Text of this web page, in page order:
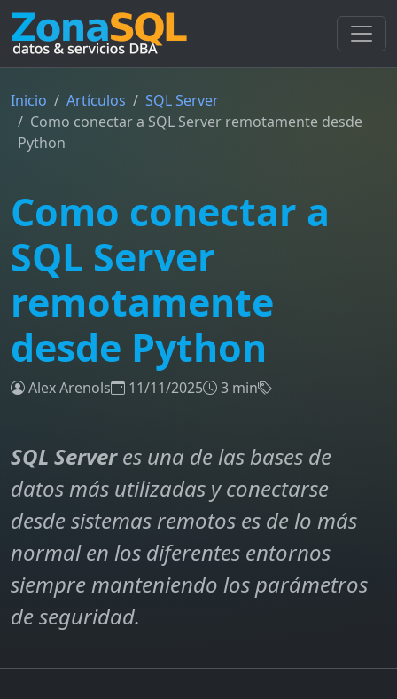
Inicio Artículos
SQL Server
Como conectar a SQL Server remotamente desde
Python
Como conectar a
SQL Server
remotamente
desde Python
Alex Arenols 11/11/2025 3 min
SQL Serveres una de las bases de
datos más utilizadas y conectarse
desde sistemas remotos es de lo más
normal en los diferentes entornos
siempre manteniendo los parámetros
de seguridad.